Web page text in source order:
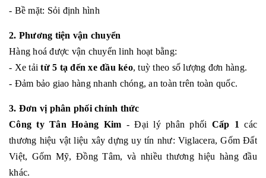
- Bề mặt: Sỏi định hình
2. Phương tiện vận chuyển
Hàng hoá được vận chuyển linh hoạt bằng:
- Xe tảitừ 5 tạ đến xe đầu kéo, tuỳ theo số lượng đơn hàng.
- Đảm bảo giao hàng nhanh chóng, an toàn trên toàn quốc.
3. Đơn vị phân phối chính thức
Công ty Tân Hoàng Kim - Đại lý phân phối Cấp 1 các
thương hiệu vật liệu xây dựng uy tín như: Viglacera, Gốm Đất
Việt, Gốm Mỹ, Đồng Tâm, và nhiều thương hiệu hàng đầu
khác.